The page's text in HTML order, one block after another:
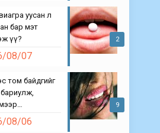
2
уусан л
бар мэт
үү?
08/07
9
том байдгийг
08/06